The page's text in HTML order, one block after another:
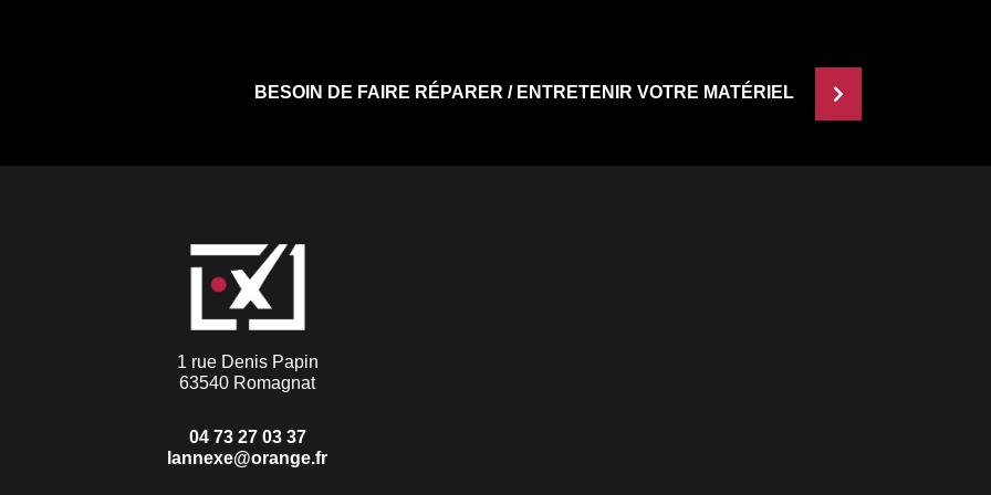
BESOIN DE FAIRE RÉPARER / ENTRETENIR VOTRE MATÉRIEL
1 rue Denis Papin
63540 Romagnat
04 73 27 03 37
lannexe@orange.fr